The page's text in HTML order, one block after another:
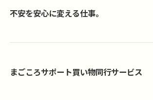
不安を安心に変える仕事。
まごころサポート買い物同行サービス